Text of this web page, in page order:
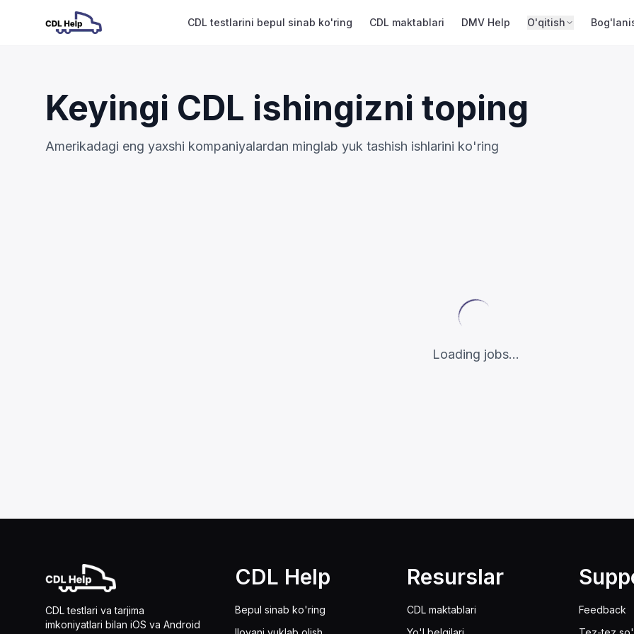
CDL testlarini bepul sinab ko'ring CDL maktablari DMV Help O'qitish
Keyingi CDL ishingizni toping
Amerikadagi eng yaxshi kompaniyalardan minglab yuk tashish ishlarini ko'ring
Loading jobs...
CDL testlari va tarjima
imkoniyatlari bilan iOS va Android
CDL Help
Bepul sinab ko'ring
Resurslar
CDL maktablari
Feedback